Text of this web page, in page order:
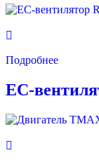
Подробнее
EC-